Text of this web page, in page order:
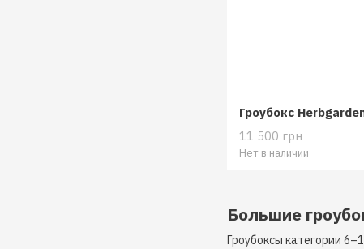
Большие
Гроубоксы категории
11 500 грн
Нет в наличии